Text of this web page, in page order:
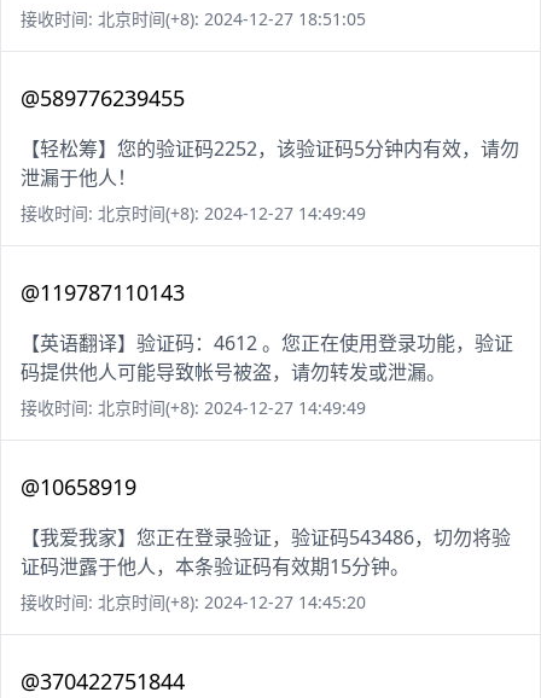
接收时间: 北京时间(+8): 2024-12-27 18:51:05
@589776239455
【轻松筹】您的验证码2252，该验证码5分钟内有效，请勿
泄漏于他人！
接收时间: 北京时间(+8): 2024-12-27 14:49:49
@119787110143
【英语翻译】验证码：4612 。您正在使用登录功能，验证
码提供他人可能导致帐号被盗，请勿转发或泄漏。
接收时间: 北京时间(+8): 2024-12-27 14:49:49
@10658919
【我爱我家】您正在登录验证，验证码543486，切勿将验
证码泄露于他人，本条验证码有效期15分钟。
接收时间: 北京时间(+8): 2024-12-27 14:45:20
@370422751844